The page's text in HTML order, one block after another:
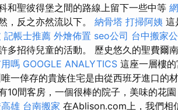
和聖彼得堡之間的路線上留下一些中等
，反之亦然流以下。 納骨塔 打掃阿姨 這
記帳士推薦 外燴佈置 seo公司 台中搬家
多招待兒童的活動。 歷史悠久的聖費爾
嗎 GOOGLE ANALYTICS 這座一層樓
一倖存的貴族住宅是由從西班牙進口的
10間客房，一個很棒的院子，美味的花園
雄 台南搬家 在Ablison.com上，我們相